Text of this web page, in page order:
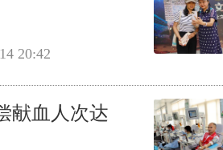
20:42
献血人次达